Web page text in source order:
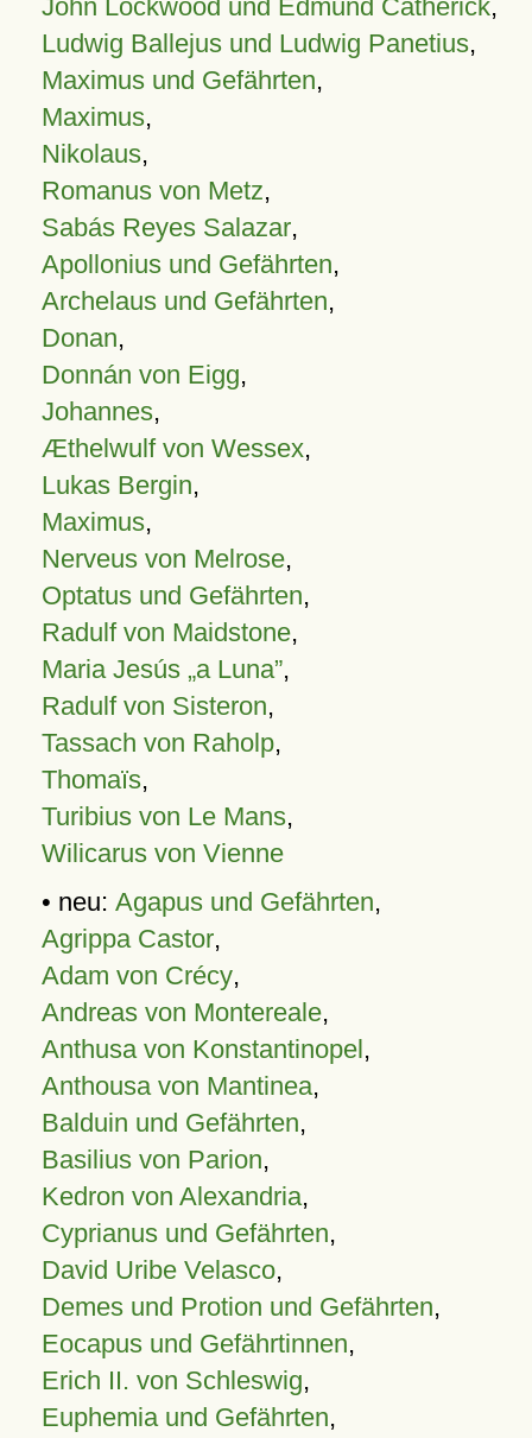
John Lockwood und Edmund Catherick,
Ludwig Ballejus und Ludwig Panetius,
Maximus und Gefährten,
Maximus,
Nikolaus,
Romanus von Metz,
Sabás Reyes Salazar,
Apollonius und Gefährten,
Archelaus und Gefährten,
Donan,
Donnán von Eigg,
Johannes,
Æthelwulf von Wessex,
Lukas Bergin,
Maximus,
Nerveus von Melrose,
Optatus und Gefährten,
Radulf von Maidstone,
Maria Jesús „a Luna”,
Radulf von Sisteron,
Tassach von Raholp,
Thomaïs,
Turibius von Le Mans,
Wilicarus von Vienne
• neu: Agapus und Gefährten,
Agrippa Castor,
Adam von Crécy,
Andreas von Montereale,
Anthusa von Konstantinopel,
Anthousa von Mantinea,
Balduin und Gefährten,
Basilius von Parion,
Kedron von Alexandria,
Cyprianus und Gefährten,
David Uribe Velasco,
Demes und Protion und Gefährten,
Eocapus und Gefährtinnen,
Erich II. von Schleswig,
Euphemia und Gefährten,